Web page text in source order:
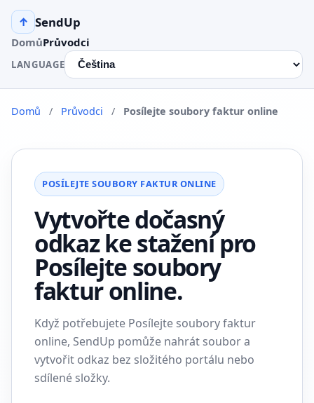
↑ SendUp
DomůPrůvodci
LANGUAGE
Domů / Průvodci / Posílejte soubory faktur online
POSÍLEJTE SOUBORY FAKTUR ONLINE
Vytvořte dočasný
odkaz ke stažení pro
Posílejte soubory
faktur online.
Když potřebujete Posílejte soubory faktur
online, SendUp pomůže nahrát soubor a
vytvořit odkaz bez složitého portálu nebo
sdílené složky.